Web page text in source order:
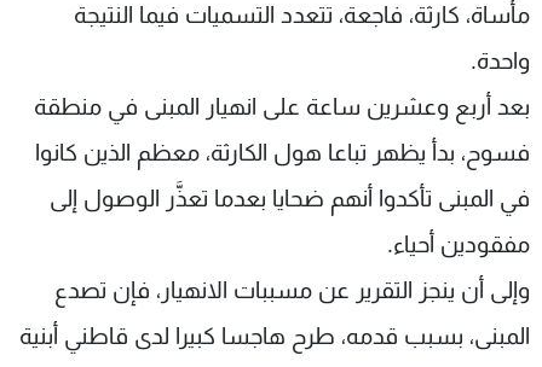
مأساة، كارثة، فاجعة، تتعدد التسميات فيما النتيجة
واحدة.
بعد أربع وعشرين ساعة على انهيار المبنى في منطقة
فسوح، بدأ يظهر تباعا هول الكارثة، معظم الذين كانوا
في المبنى تأكدوا أنهم ضحايا بعدما تعذَّر الوصول إلى
مفقودين أحياء.
وإلى أن ينجز التقرير عن مسببات الانهيار، فإن تصدع
المبنى، بسبب قدمه، طرح هاجسا كبيرا لدى قاطني أبنية